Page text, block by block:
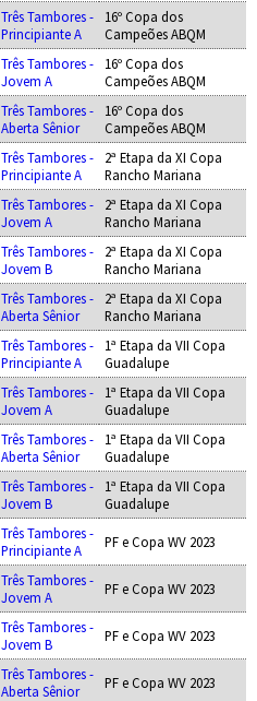
Três Tambores -
Principiante A
16º Copa dos
Campeões ABQM
Três Tambores -
Jovem A
16º Copa dos
Campeões ABQM
Três Tambores -
Aberta Sênior
16º Copa dos
Campeões ABQM
Três Tambores -
Principiante A
2ª Etapa da XI Copa
Rancho Mariana
Três Tambores -
Jovem A
2ª Etapa da XI Copa
Rancho Mariana
Três Tambores -
Jovem B
2ª Etapa da XI Copa
Rancho Mariana
Três Tambores -
Aberta Sênior
2ª Etapa da XI Copa
Rancho Mariana
Três Tambores -
Principiante A
1ª Etapa da VII Copa
Guadalupe
Três Tambores -
Jovem A
1ª Etapa da VII Copa
Guadalupe
Três Tambores -
Aberta Sênior
1ª Etapa da VII Copa
Guadalupe
Três Tambores -
Jovem B
1ª Etapa da VII Copa
Guadalupe
Três Tambores -
Principiante A
PF e Copa WV 2023
Três Tambores -
Jovem A
PF e Copa WV 2023
Três Tambores -
Jovem B
PF e Copa WV 2023
Três Tambores -
Aberta Sênior
PF e Copa WV 2023